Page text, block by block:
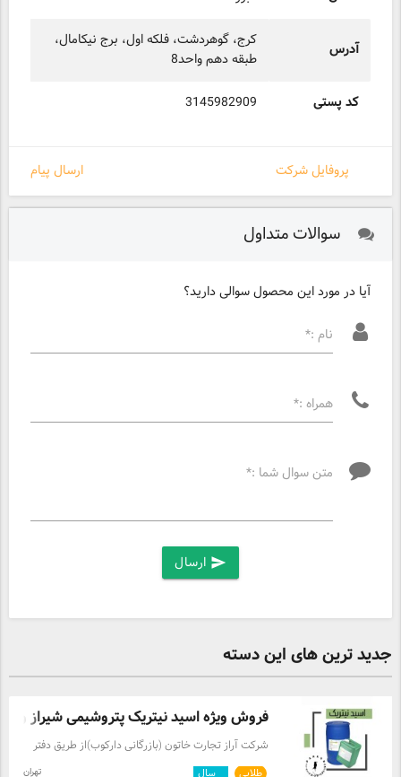
آدرس
کرج، گوهردشت، فلکه اول، برج نیکامال،
طبقه دهم واحد8
کد پستی 3145982909
ارسال پیام پروفایل شرکت
سوالات متداول
آیا در مورد این محصول سوالی دارید؟
نام :*
همراه :*
متن سوال شما :*
send
جدید ترین های این دسته
فروش ویژه اسید نیتریک پتروشیمی شیراز و
شرکت آراز تجارت خاتون (بازرگانی دارکوب)از طریق دفتر
طلایی سال تهران